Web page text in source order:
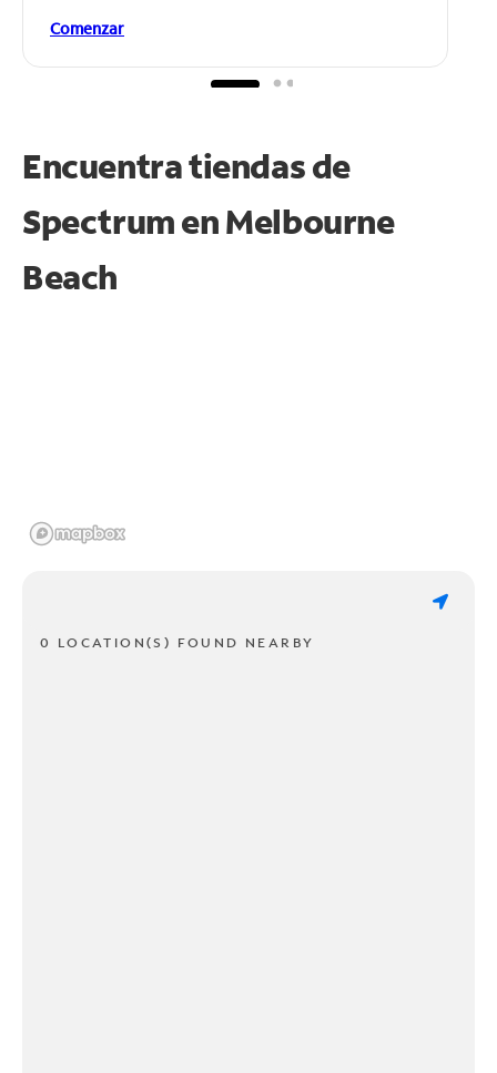
Comenzar
Encuentra tiendas de
Spectrum enMelbourne
Beach
0 LOCATION(S) FOUND NEARBY